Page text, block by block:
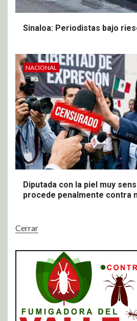
Sinaloa: Periodistas bajo
NACIONAL
Diputada con la piel muy
procede penalmente contra
Cerrar